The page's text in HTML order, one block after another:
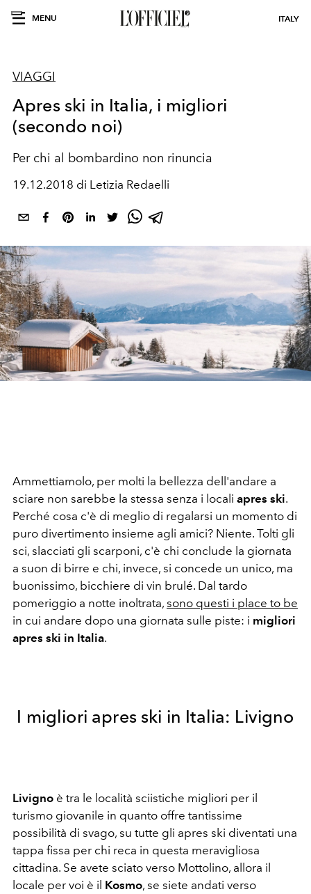
MENU ITALY
VIAGGI
Apres ski in Italia, i migliori
(secondo noi)
Per chi al bombardino non rinuncia
19.12.2018 di Letizia Redaelli
Ammettiamolo, per molti la bellezza dell'andare a
sciare non sarebbe la stessa senza i locali apres ski.
Perché cosa c'è di meglio di regalarsi un momento di
puro divertimento insieme agli amici? Niente. Tolti gli
sci, slacciati gli scarponi, c'è chi conclude la giornata
a suon di birre e chi, invece, si concede un unico, ma
buonissimo, bicchiere di vin brulé. Dal tardo
pomeriggio a notte inoltrata, sono questi i place to be
in cui andare dopo una giornata sulle piste: i migliori
apres ski in Italia.
I migliori apres ski in Italia: Livigno
Livigno è tra le località sciistiche migliori per il
turismo giovanile in quanto offre tantissime
possibilità di svago, su tutte gli apres ski diventati una
tappa fissa per chi reca in questa meravigliosa
cittadina. Se avete sciato verso Mottolino, allora il
locale per voi è il Kosmo, se siete andati verso